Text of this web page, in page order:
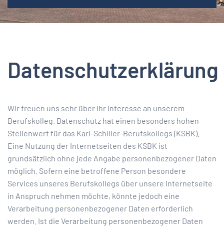
Datenschutzerklärung
Wir freuen uns sehr über Ihr Interesse an unserem
Berufskolleg. Datenschutz hat einen besonders hohen
Stellenwert für das Karl-Schiller-Berufskollegs (KSBK).
Eine Nutzung der Internetseiten des KSBK ist
grundsätzlich ohne jede Angabe personenbezogener Daten
möglich. Sofern eine betroffene Person besondere
Services unseres Berufskollegs über unsere Internetseite
in Anspruch nehmen möchte, könnte jedoch eine
Verarbeitung personenbezogener Daten erforderlich
werden. Ist die Verarbeitung personenbezogener Daten